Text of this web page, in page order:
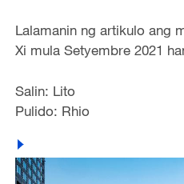
Lalamanin ng artikulo ang
Xi mula Setyembre 2021
Salin: Lito
Pulido: Rhio